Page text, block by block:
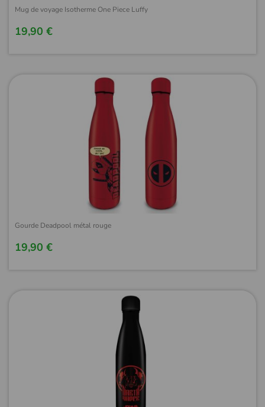
Mug de voyage Isotherme One Piece Luffy
19,90 €
Gourde Deadpool métal rouge
19,90 €